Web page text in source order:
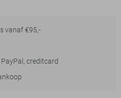
vanaf €95,-
creditcard